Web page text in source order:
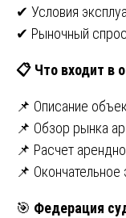
✔ Условия
✔ Рыночный
📋 Что входит в
📌 Описание
📌 Обзор рынка
📌 Расчет
📌
🎯 Федерация